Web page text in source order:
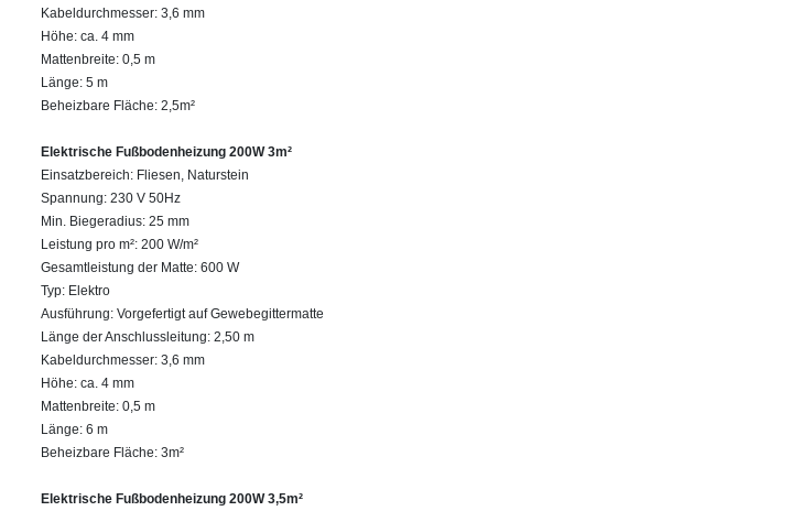
Kabeldurchmesser: 3,6 mm
Höhe: ca. 4 mm
Mattenbreite: 0,5 m
Länge: 5 m
Beheizbare Fläche: 2,5m²
Elektrische Fußbodenheizung 200W 3m²
Einsatzbereich: Fliesen, Naturstein
Spannung: 230 V 50Hz
Min. Biegeradius: 25 mm
Leistung pro m²: 200 W/m²
Gesamtleistung der Matte: 600 W
Typ: Elektro
Ausführung: Vorgefertigt auf Gewebegittermatte
Länge der Anschlussleitung: 2,50 m
Kabeldurchmesser: 3,6 mm
Höhe: ca. 4 mm
Mattenbreite: 0,5 m
Länge: 6 m
Beheizbare Fläche: 3m²
Elektrische Fußbodenheizung 200W 3,5m²